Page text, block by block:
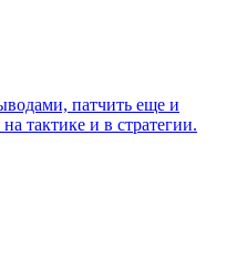
патчить еще и
тактике и в стратегии.